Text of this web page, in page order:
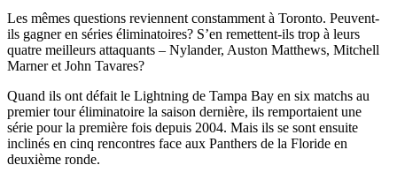
Les mêmes questions reviennent constamment à Toronto. Peuvent-
ils gagner en séries éliminatoires? S’en remettent-ils trop à leurs
quatre meilleurs attaquants – Nylander, Auston Matthews, Mitchell
Marner et John Tavares?
Quand ils ont défait le Lightning de Tampa Bay en six matchs au
premier tour éliminatoire la saison dernière, ils remportaient une
série pour la première fois depuis 2004. Mais ils se sont ensuite
inclinés en cinq rencontres face aux Panthers de la Floride en
deuxième ronde.